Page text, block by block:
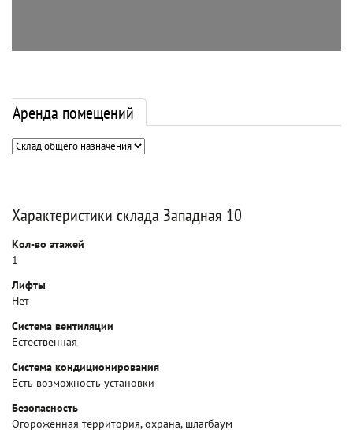
Аренда помещений
Характеристики склада Западная 10
Кол-во этажей
1
Лифты
Нет
Система вентиляции
Естественная
Система кондиционирования
Есть возможность установки
Безопасность
Огороженная территория, охрана, шлагбаум